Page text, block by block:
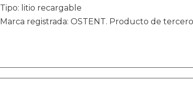
Tipo: litio recargable
Marca registrada: OSTENT. Producto de